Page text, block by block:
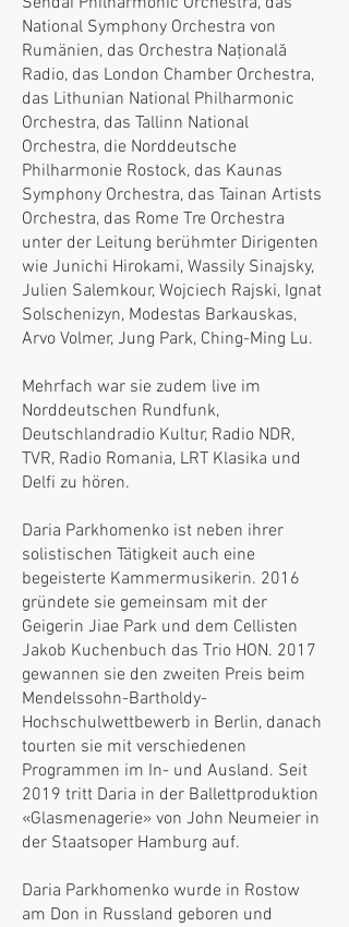
National Symphony Orchestra von
Rumänien, das Orchestra Națională
Radio, das London Chamber Orchestra,
das Lithunian National Philharmonic
Orchestra, das Tallinn National
Orchestra, die Norddeutsche
Philharmonie Rostock, das Kaunas
Symphony Orchestra, das Tainan Artists
Orchestra, das Rome Tre Orchestra
unter der Leitung berühmter Dirigenten
wie Junichi Hirokami, Wassily Sinajsky,
Julien Salemkour, Wojciech Rajski, Ignat
Solschenizyn, Modestas Barkauskas,
Arvo Volmer, Jung Park, Ching-Ming Lu.
Mehrfach war sie zudem live im
Norddeutschen Rundfunk,
Deutschlandradio Kultur, Radio NDR,
TVR, Radio Romania, LRT Klasika und
Delfi zu hören.
Daria Parkhomenko ist neben ihrer
solistischen Tätigkeit auch eine
begeisterte Kammermusikerin. 2016
gründete sie gemeinsam mit der
Geigerin Jiae Park und dem Cellisten
Jakob Kuchenbuch das Trio HON. 2017
gewannen sie den zweiten Preis beim
Mendelssohn-Bartholdy-
Hochschulwettbewerb in Berlin, danach
tourten sie mit verschiedenen
Programmen im In- und Ausland. Seit
2019 tritt Daria in der Ballettproduktion
«Glasmenagerie» von John Neumeier in
der Staatsoper Hamburg auf.
Daria Parkhomenko wurde in Rostow
am Don in Russland geboren und